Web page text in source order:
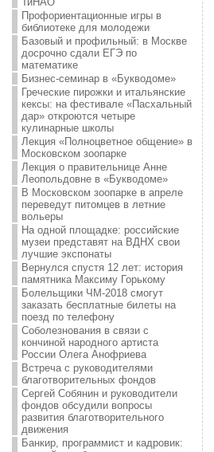
Профориентационные игры в
библиотеке для молодежи
Базовый и профильный: в Москве
досрочно сдали ЕГЭ по
математике
Бизнес-семинар в «Букводоме»
Греческие пирожки и итальянские
кексы: на фестивале «Пасхальный
дар» откроются четыре
кулинарные школы
Лекция «Полноцветное общение» в
Московском зоопарке
Лекция о правительнице Анне
Леопольдовне в «Букводоме»
В Московском зоопарке в апреле
переведут питомцев в летние
вольеры
На одной площадке: российские
музеи представят на ВДНХ свои
лучшие экспонаты
Вернулся спустя 12 лет: история
памятника Максиму Горькому
Болельщики ЧМ-2018 смогут
заказать бесплатные билеты на
поезд по телефону
Соболезнования в связи с
кончиной народного артиста
России Олега Анофриева
Встреча с руководителями
благотворительных фондов
Сергей Собянин и руководители
фондов обсудили вопросы
развития благотворительного
движения
Банкир, программист и кадровик: